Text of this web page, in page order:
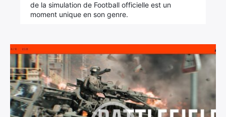
de la simulation de Football officielle est un
moment unique en son genre.